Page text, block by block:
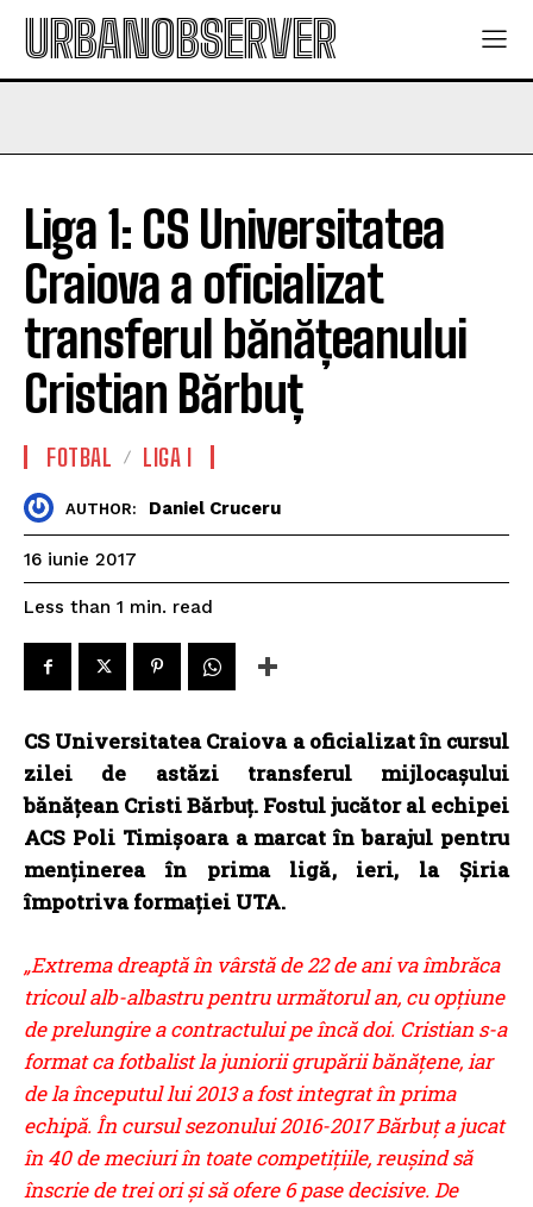
URBANOBSERVER
Liga 1: CS Universitatea
Craiova a oficializat
transferul bănățeanului
Cristian Bărbuț
FOTBAL LIGA I
AUTHOR: Daniel Cruceru
16 iunie 2017
Less than 1 min. read
CS Universitatea Craiova a oficializat în cursul
zilei de astăzi transferul mijlocașului
bănățean Cristi Bărbuț. Fostul jucător al echipei
ACS Poli Timișoara a marcat în barajul pentru
menținerea în prima ligă, ieri, la Șiria
împotriva formației UTA.
„Extrema dreaptă în vârstă de 22 de ani va îmbrăca
tricoul alb-albastru pentru următorul an, cu opțiune
de prelungire a contractului pe încă doi. Cristian s-a
format ca fotbalist la juniorii grupării bănăţene, iar
de la începutul lui 2013 a fost integrat în prima
echipă. În cursul sezonului 2016-2017 Bărbuţ a jucat
în 40 de meciuri în toate competiţiile, reuşind să
înscrie de trei ori şi să ofere 6 pase decisive. De